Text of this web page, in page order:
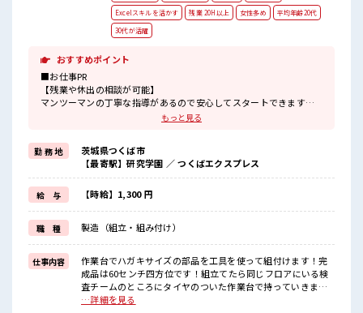
Excelスキルを活かす
残業 20H以上 女性多め
平均年齢20代
30代が活躍
おすすめポイント
■お仕事PR
【残業や休出の相談が可能】
マンツーマンの丁寧な指導があるので安心してスタートできます！
組立てる製品はいくつかありますが作業台のモニターにマニュアル
工具を使って組立てます！
初めてだと不安だと思いますが各作業台に呼び出しボタンがあるの
で困った事があればボタンを押せば丁寧に教えてくれるので安心で
すよ！
長期で働いている当社スタッフさんも多数いらっしゃいます！
作業服通勤OKなのでラクチン♪
■職場の雰囲気
【20代～40代の男女スタッフさんともに活躍中】
キレイに整備された職場！
空調完備でカイテキ♪
キバツ過ぎはNGですが髪のカラー&ピアスOK！
個人ロッカー・医務室・休憩室・無料駐車場あり！
もっと見る
勤 務 地
茨城県つくば市
【最寄駅】研究学園 ／ つくばエクスプレス
給 与 【時給】1,300 円
職 種 製造（組立・組み付け）
仕事内容
作業台でハガキサイズの部品を工具を使って組付けます！完
成品は60センチ四方位です！組立てたら同じフロアにいる検
査チームのところにタイヤのついた作業台で持っていきま
す！重い物は基本ないので安心です！ ■お仕事PR 【残業や休
…詳細を見る